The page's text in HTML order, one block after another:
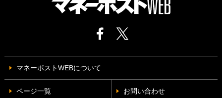
マネーポストWEBについて
ページ一覧 お問い合わせ